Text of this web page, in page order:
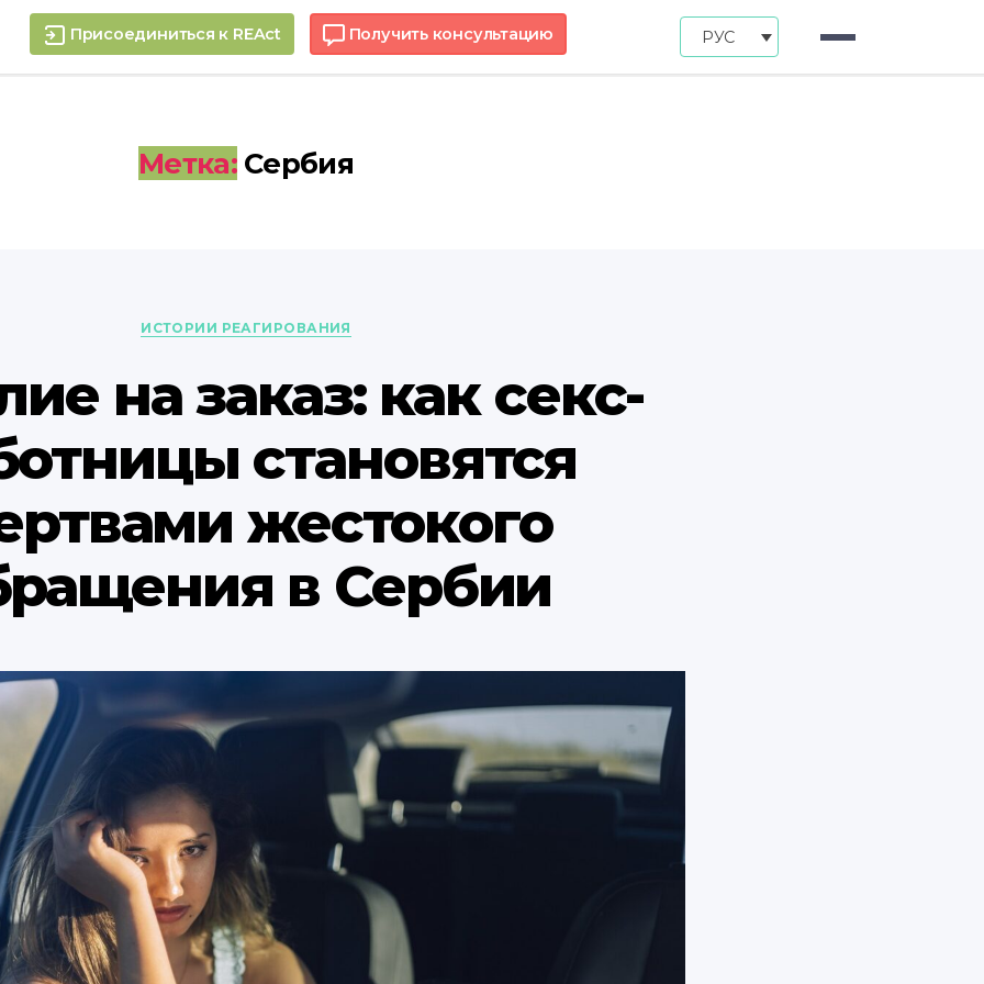
Присоединиться к REAct Получить консультацию РУС
Метка: Сербия
Рубрики
ИСТОРИИ РЕАГИРОВАНИЯ
на заказ: как секс-
становятся
жестокого
в Сербии